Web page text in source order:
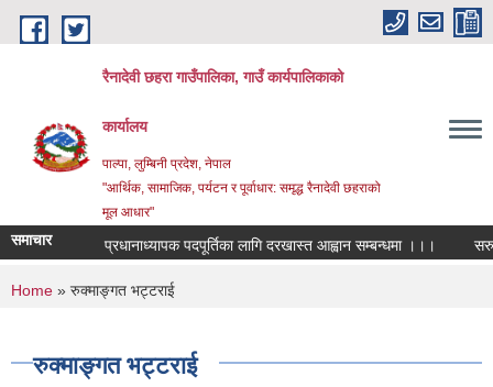
Skip to main content
रैनादेवी छहरा गाउँपालिका, गाउँ कार्यपालिकाको
कार्यालय
पाल्पा, लुम्बिनी प्रदेश, नेपाल
"आर्थिक, सामाजिक, पर्यटन र पूर्वाधार: समृद्ध रैनादेवी छहराको
मूल आधार"
समाचार प्रधानाध्यापक पदपूर्तिका लागि दरखास्त आह्वान सम्बन्धमा ।।। सरुवा
You are here
Home » रुक्माङ्गत भट्टराई
रुक्माङ्गत भट्टराई